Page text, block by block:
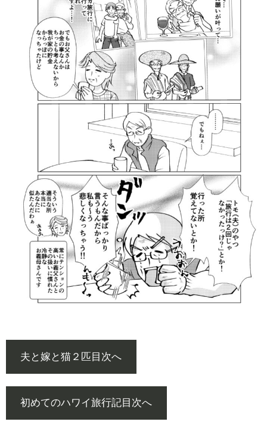
夫と嫁と猫２匹目次へ
初めてのハワイ旅行記目次へ